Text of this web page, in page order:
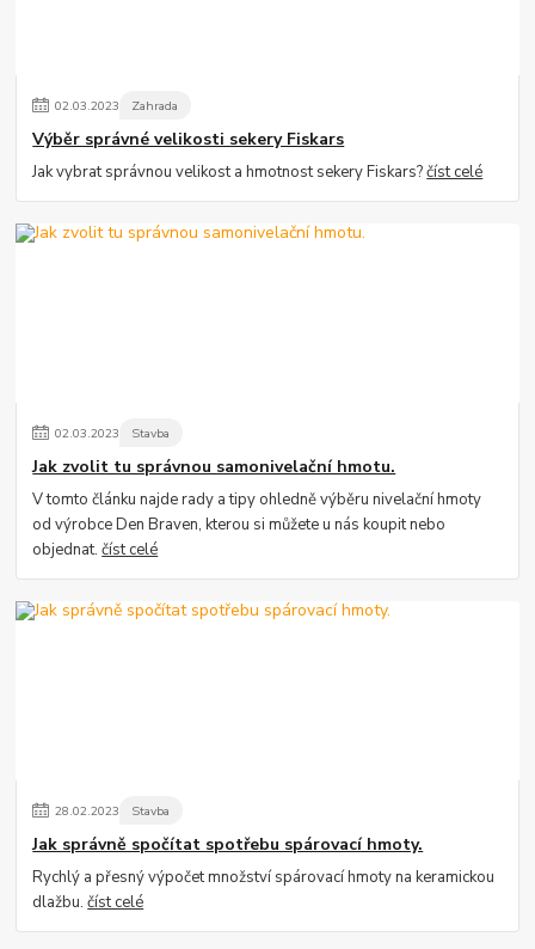
02.03.2023 Zahrada
Výběr správné velikosti sekery Fiskars
Jak vybrat správnou velikost a hmotnost sekery Fiskars?číst celé
02.03.2023 Stavba
Jak zvolit tu správnou samonivelační hmotu.
V tomto článku najde rady a tipy ohledně výběru nivelační hmoty
od výrobce Den Braven, kterou si můžete u nás koupit nebo
objednat.číst celé
28.02.2023 Stavba
Jak správně spočítat spotřebu spárovací hmoty.
Rychlý a přesný výpočet množství spárovací hmoty na keramickou
dlažbu.číst celé